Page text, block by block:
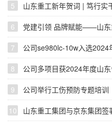
5 山东重工新年贺词 | 笃行实
6 党建引领 品牌赋能——山东重工
7 公司se980lc-10w入选2024年度山东
8 公司多项目获2024年度山
9 公司举行工伤预防专题培训
10 山东重工集团与京东集团签